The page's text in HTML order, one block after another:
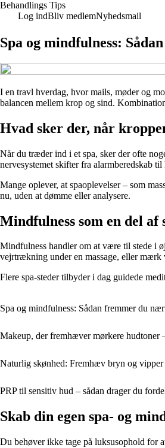
Behandlings Tips
Log indBliv medlemNyhedsmail
Spa og mindfulness:
I en travl hverdag, hvor mails, møder og
balancen mellem krop og sind.
Hvad sker der, når
Når du træder ind i et spa, sker der ofte
nervesystemet skifter fra alarmberedskab
Mange oplever, at spaoplevelser – som
nu, uden at dømme eller analysere.
Mindfulness som en del af
Mindfulness handler om at være til stede i
vejrtrækning under en massage, eller mærk
Flere spa-steder tilbyder i dag guidede
Spa og mindfulness: Sådan fremmer du
Makeup, der fremhæver mørkere hudtoner
Naturlig skønhed: Fremhæv bryn og
PRP til sensitiv hud – sådan drager du
Skab din egen spa- og
Du behøver ikke tage på luksusophold for